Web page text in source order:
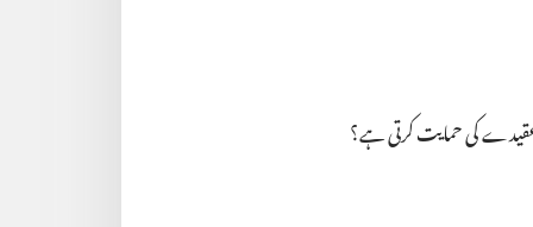
کی حمایت کرتی ہے؟‏